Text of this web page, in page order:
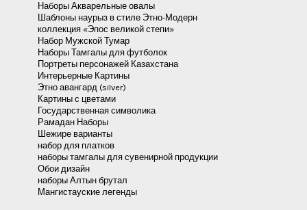
Наборы Акварельные овалы
Шаблоны наурыз в стиле Этно-Модерн
коллекция «Эпос великой степи»
Набор Мужской Тумар
Наборы Тамгалы для футболок
Портреты персонажей Казахстана
Интерьерные Картины
Этно авангард (silver)
Картины с цветами
Государственная символика
Рамадан Наборы
Шежире варианты
набор для платков
наборы тамгалы для сувенирной продукции
Обои дизайн
наборы Алтын брутал
Мангистауские легенды